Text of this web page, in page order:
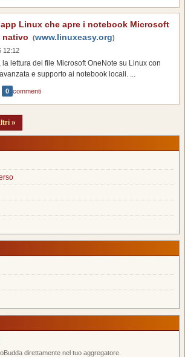
Linux che apre i notebook Microsoft
nativo
(www.linuxeasy.org)
12:12
lettura dei file Microsoft OneNote su Linux con
e supporto ai notebook locali. ...
0 commenti
»
direttamente nel tuo aggregatore.